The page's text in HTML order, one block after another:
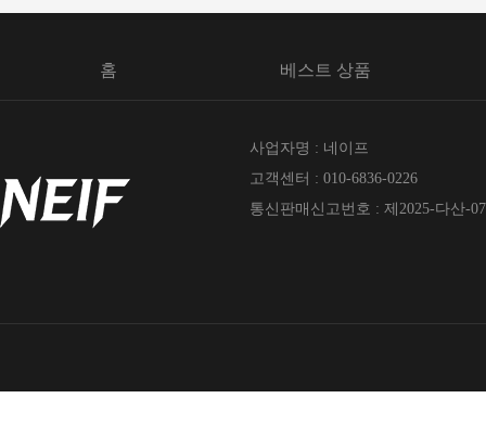
홈 베스트 상품
사업자명 : 네이프
고객센터 : 010-6836-0226
통신판매신고번호 : 제2025-다산-